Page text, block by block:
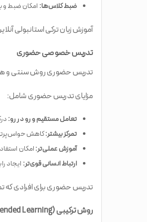
ضبط کلاس‌ها: امکان ضبط و
آموزش زبان ترکی استانبولی
تدریس خصوصی حضوری
تدریس حضوری روش سنتی و
مزایای تدریس حضوری شامل:
تعامل مستقیم و رو در رو:
تمرکز بیشتر:کاهش
آموزش عملی‌تر:امکان
ارتباط انسانی قوی‌تر: ایجاد
تدریس حضوری برای افرادی که
روش ترکیبی (Blended Learning)